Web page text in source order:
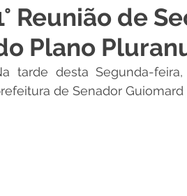
Cultura Desporto e
Reunião de
Plano
tarde desta Segunda-
de Senador